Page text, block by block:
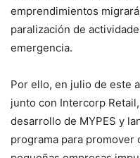
emprendimientos
paralización de
emergencia.
Por ello, en julio de este
junto con Intercorp
desarrollo de MYPES y
programa para